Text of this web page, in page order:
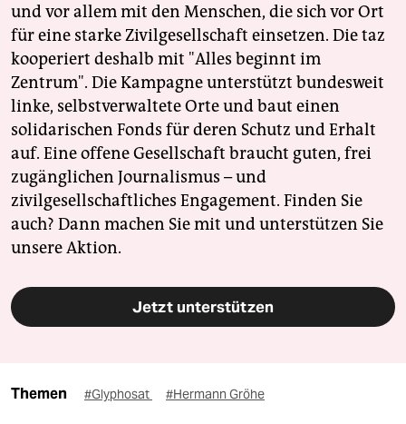
und vor allem mit den Menschen, die sich vor Ort
für eine starke Zivilgesellschaft einsetzen. Die taz
kooperiert deshalb mit "Alles beginnt im
Zentrum". Die Kampagne unterstützt bundesweit
linke, selbstverwaltete Orte und baut einen
solidarischen Fonds für deren Schutz und Erhalt
auf. Eine offene Gesellschaft braucht guten, frei
zugänglichen Journalismus – und
zivilgesellschaftliches Engagement. Finden Sie
auch? Dann machen Sie mit und unterstützen Sie
unsere Aktion.
Jetzt unterstützen
Themen #Glyphosat #Hermann Gröhe